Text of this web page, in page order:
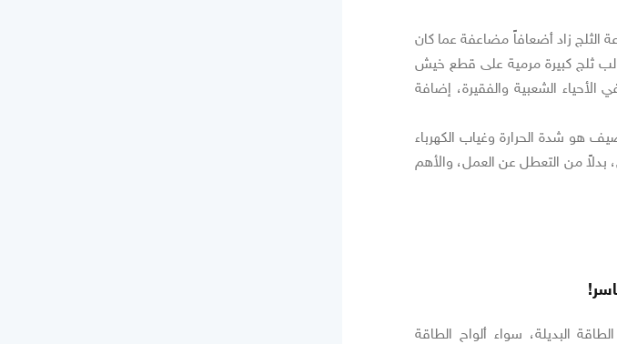
الثلج زاد أضعافاً مضاعفة عما كان
ثلج كبيرة مرمية على قطع خيش
الشعبية والفقيرة، إضافة
هو شدة الحرارة وغياب الكهرباء
من التعطل عن العمل، والأهم
البديلة، سواء ألواح الطاقة